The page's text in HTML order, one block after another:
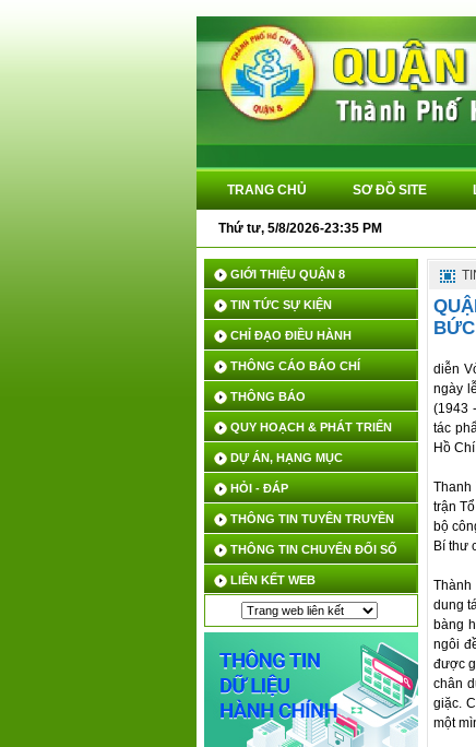
TRANG CHỦ SƠ ĐỒ SITE
Thứ tư, 5/8/2026-23:35 PM
GIỚI THIỆU QUẬN 8
TIN TỨC SỰ KIỆN
CHỈ ĐẠO ĐIỀU HÀNH
THÔNG CÁO BÁO CHÍ
THÔNG BÁO
QUY HOẠCH & PHÁT TRIỂN
DỰ ÁN, HẠNG MỤC
HỎI - ĐÁP
THÔNG TIN TUYÊN TRUYỀN
THÔNG TIN CHUYỂN ĐỔI SỐ
LIÊN KẾT WEB
diễn
ngày
(1943
tác
Hồ
Thanh
trận
bộ
Bí thư
dung
bàng
ngôi
được
chân
giặc.
một